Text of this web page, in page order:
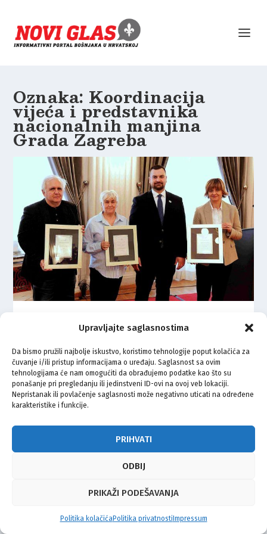
Upravljajte saglasnostima
Da bismo pružili najbolje iskustvo, koristimo tehnologije poput kolačića za
čuvanje i/ili pristup informacijama o uređaju. Saglasnost sa ovim
tehnologijama će nam omogućiti da obrađujemo podatke kao što su
ponašanje pri pregledanju ili jedinstveni ID-ovi na ovoj veb lokaciji.
Nepristanak ili povlačenje saglasnosti može negativno uticati na određene
karakteristike i funkcije.
PRIHVATI
ODBIJ
PRIKAŽI PODEŠAVANJA
Politika kolačićaPolitika privatnosti Impressum
Oznaka: Koordinacija
vijeća i predstavnika
nacionalnih manjina
Grada Zagreba
Zahvalnice medijima za doprinos
vidljivosti nacionalnih manjina u
Zagrebu
1.02.2026.
© Vijeće bošnjačke nacionalne manjine Grada Zagreba 2026
Politika privatnosti